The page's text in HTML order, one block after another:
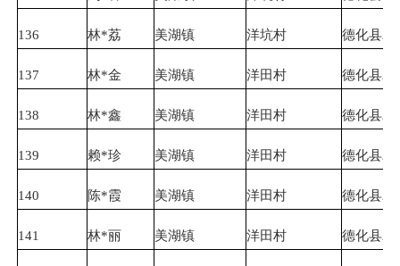
136 林*荔 美湖镇 洋坑村 德化县农
137 林*金 美湖镇 洋田村 德化县农
138 林*鑫 美湖镇 洋田村 德化县农
139 赖*珍 美湖镇 洋田村 德化县农
140 陈*霞 美湖镇 洋田村 德化县农
141 林*丽 美湖镇 洋田村 德化县农